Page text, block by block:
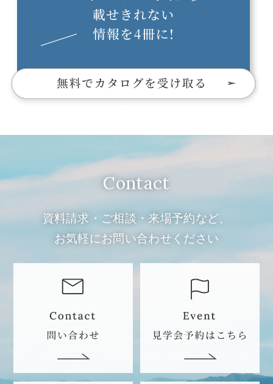
Contact
資料請求・ご相談・来場予約など、
お気軽にお問い合わせください